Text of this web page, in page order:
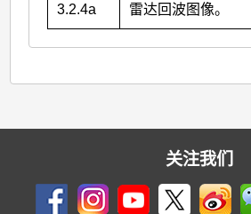
3.2.4a
雷达回波图像。
关注我们